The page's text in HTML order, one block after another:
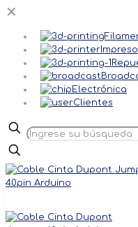
✕
Electrónica
Clientes